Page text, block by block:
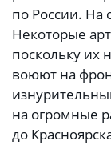
по России. На
Некоторые
поскольку их
воюют на
на огромные
до